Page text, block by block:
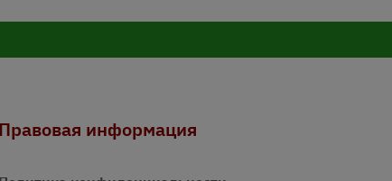
Правовая информация